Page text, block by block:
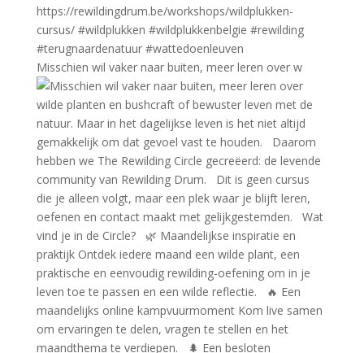
Misschien wil vaker naar buiten, meer leren over w